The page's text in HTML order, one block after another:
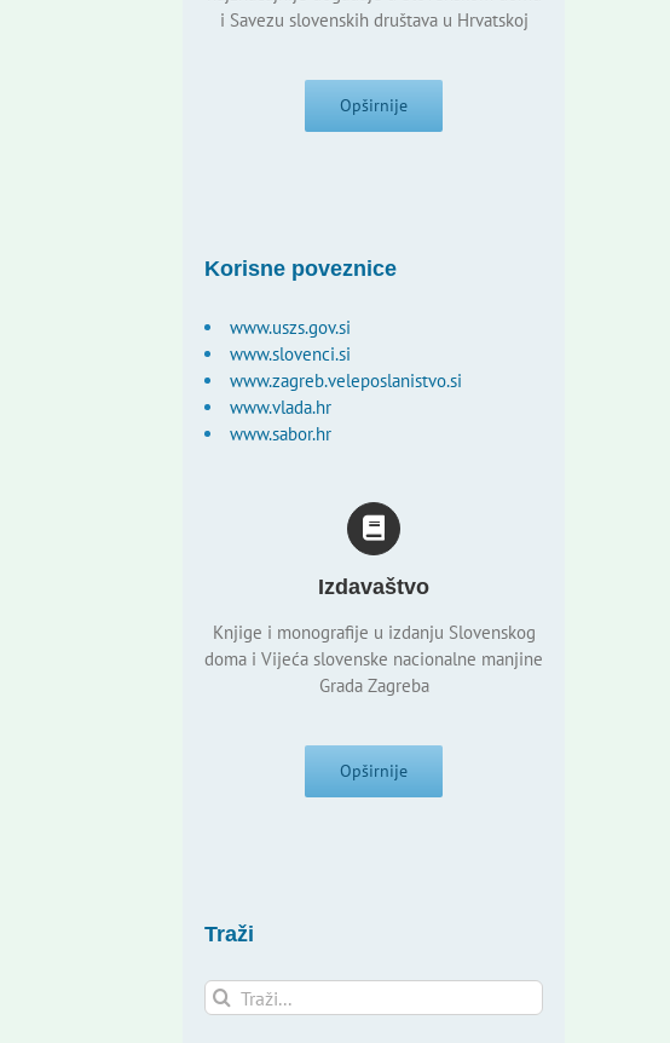
i Savezu slovenskih društava u Hrvatskoj
Opširnije
Korisne poveznice
www.uszs.gov.si
www.slovenci.si
www.zagreb.veleposlanistvo.si
www.vlada.hr
www.sabor.hr
Izdavaštvo
Knjige i monografije u izdanju Slovenskog
doma i Vijeća slovenske nacionalne manjine
Grada Zagreba
Opširnije
Traži
Traži...